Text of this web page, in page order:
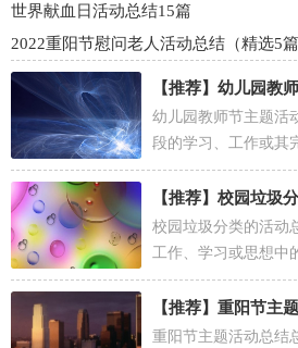
世界献血日活动总结15篇
2022重阳节慰问老人活动总结（精选5篇
【推荐】 幼儿园教
幼儿园教师节主题活
段的学习、工作或其
一种书面材料，它可
需要写一...
【推荐】 校园垃圾
校园垃圾分类的活动
工作、学习或思想
括的书面材料，通过
工作中...
【推荐】 重阳节主
重阳节主题活动总结